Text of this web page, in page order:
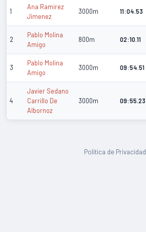
1
Ana Ramirez
Jimenez
3000m 11:04.53
2
Pablo Molina
Amigo
800m 02:10.11
3
Pablo Molina
Amigo
3000m 09:54.51
4
Javier Sedano
Carrillo De
Albornoz
3000m 09:55.23
Política de Privacidad